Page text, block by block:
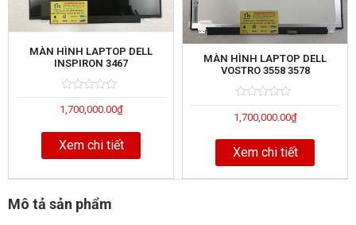
MÀN HÌNH LAPTOP DELL
INSPIRON 3467
0
of
1,700,000.00₫
Xem chi tiết
MÀN HÌNH LAPTOP DELL
VOSTRO 3558 3578
0
of
1,700,000.00₫
Xem chi tiết
Mô tả sản phẩm